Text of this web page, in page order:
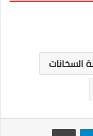
السخانات
تيلقرام طباعة